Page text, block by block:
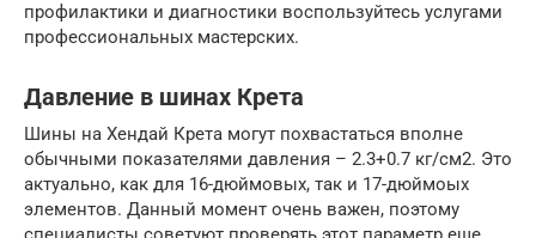
профилактики и диагностики воспользуйтесь услугами
профессиональных мастерских.
Давление в шинах Крета
Шины на Хендай Крета могут похвастаться вполне
обычными показателями давления – 2.3+0.7 кг/см2. Это
актуально, как для 16-дюймовых, так и 17-дюймоых
элементов. Данный момент очень важен, поэтому